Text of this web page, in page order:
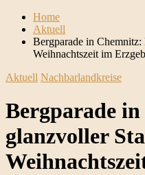
Home
Aktuell
Bergparade in
Weihnachtszeit im
Aktuell Nachbarlandkreise
Bergparade
glanzvoller